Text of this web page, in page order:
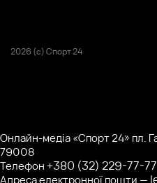
2026 (с) Спорт 24
Онлайн-медіа «Спорт 24» пл.
79008
Телефон +380 (32) 229-77-77
Адреса електронної пошти —